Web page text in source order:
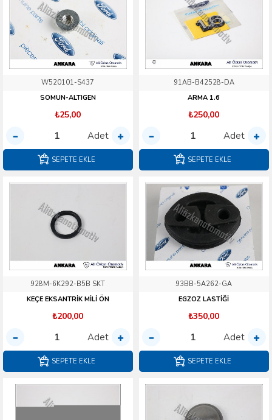
W520101-S437
SOMUN-ALTIGEN
₺25,00
Adet
SEPETE EKLE
91AB-B42528-DA
ARMA 1.6
₺250,00
Adet
SEPETE EKLE
928M-6K292-B5B SKT
KEÇE EKSANTRİK MİLİ ÖN
₺200,00
Adet
SEPETE EKLE
93BB-5A262-GA
EGZOZ LASTİĞİ
₺350,00
Adet
SEPETE EKLE